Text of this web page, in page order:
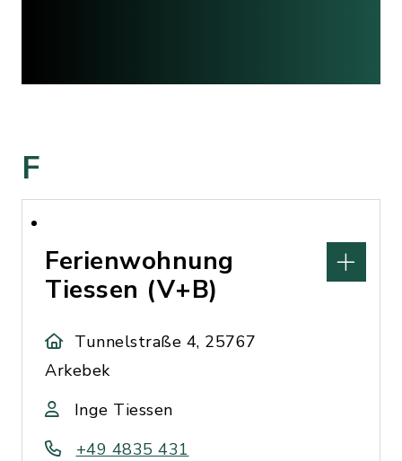
F
Ferienwohnung
Tiessen (V+B)
Tunnelstraße 4, 25767
Arkebek
Inge Tiessen
+49 4835 431